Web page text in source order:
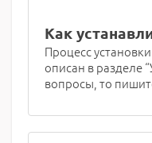
Как
Процесс
описан в разделе
вопросы, то